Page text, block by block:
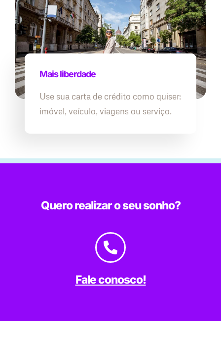
Mais liberdade
Use sua carta de crédito como quiser:
imóvel, veículo, viagens ou serviço.
Quero realizar o seu sonho?
Fale conosco!